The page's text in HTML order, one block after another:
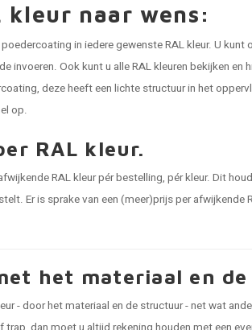
kleur naar wens:
in iedere gewenste RAL kleur. U
invoeren. Ook kunt u alle RAL kleuren bekijken en
deze heeft een lichte structuur in het
op.
RAL kleur.
RAL kleur pér bestelling, pér kleur. Dit
Er is sprake van een (meer)prijs per
het materiaal en
- door het materiaal en de structuur - net wat